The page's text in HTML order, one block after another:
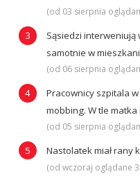
(od 03 sierpnia
Sąsiedzi
samotnie w
(od 06 sierpnia
Pracownicy szpitala
mobbing. W tle
(od 05 sierpnia
Nastolatek miał rany
(od wczoraj oglądane